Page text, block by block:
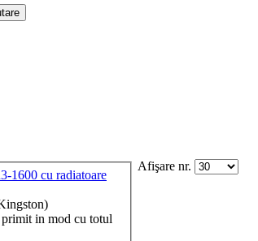
Afişare nr.
1600 cu radiatoare
in mod cu totul